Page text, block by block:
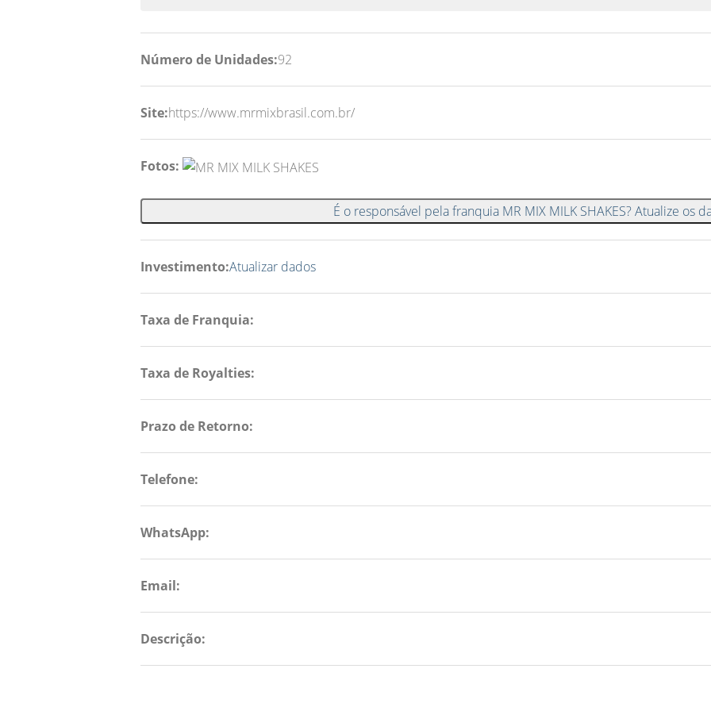
Número de Unidades:92
Site:https://www.mrmixbrasil.com.br/
Fotos:
É o responsável pela franquia MR MIX MILK SHAKES? Atualize os
Investimento:Atualizar dados
Taxa de Franquia:
Taxa de Royalties:
Prazo de Retorno:
Telefone:
WhatsApp:
Email:
Descrição: